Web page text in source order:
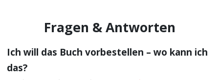
Fragen & Antworten
Ich will das Buch vorbestellen – wo kann ich
das?